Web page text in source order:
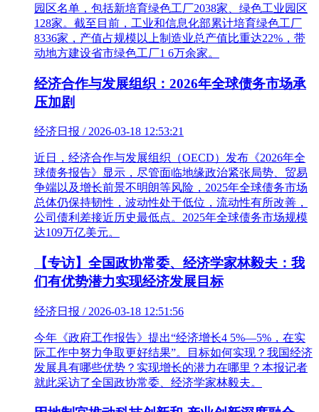
园区名单，包括新培育绿色工厂2038家、绿色工业园区
128家。截至目前，工业和信息化部累计培育绿色工厂
8336家，产值占规模以上制造业总产值比重达22%，带
动地方建设省市绿色工厂1 6万余家。
经济合作与发展组织：2026年全球债务市场承
压加剧
经济日报 / 2026-03-18 12:53:21
近日，经济合作与发展组织（OECD）发布《2026年全
球债务报告》显示，尽管面临地缘政治紧张局势、贸易
争端以及增长前景不明朗等风险，2025年全球债务市场
总体仍保持韧性，波动性处于低位，流动性有所改善，
公司债利差接近历史最低点。2025年全球债务市场规模
达109万亿美元。
【专访】全国政协常委、经济学家林毅夫：我
们有优势潜力实现经济发展目标
经济日报 / 2026-03-18 12:51:56
今年《政府工作报告》提出“经济增长4 5%—5%，在实
际工作中努力争取更好结果”。目标如何实现？我国经济
发展具有哪些优势？实现增长的潜力在哪里？本报记者
就此采访了全国政协常委、经济学家林毅夫。